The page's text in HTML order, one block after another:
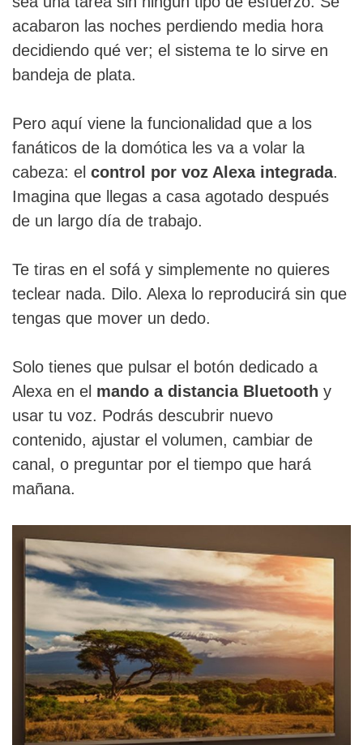
acabaron las noches perdiendo media hora
decidiendo qué ver; el sistema te lo sirve en
bandeja de plata.
Pero aquí viene la funcionalidad que a los
fanáticos de la domótica les va a volar la
cabeza: el control por voz Alexa integrada.
Imagina que llegas a casa agotado después
de un largo día de trabajo.
Te tiras en el sofá y simplemente no quieres
teclear nada. Dilo. Alexa lo reproducirá sin que
tengas que mover un dedo.
Solo tienes que pulsar el botón dedicado a
Alexa en el mando a distancia Bluetooth y
usar tu voz. Podrás descubrir nuevo
contenido, ajustar el volumen, cambiar de
canal, o preguntar por el tiempo que hará
mañana.